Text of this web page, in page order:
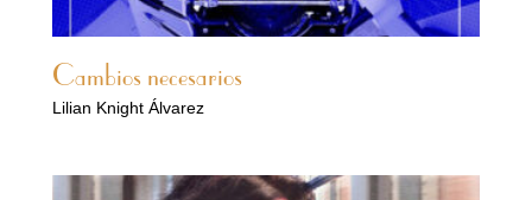
Cambios necesarios
Lilian Knight Álvarez